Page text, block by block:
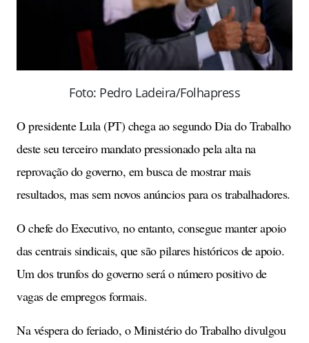
Foto: Pedro Ladeira/Folhapress
O presidente Lula (PT) chega ao segundo Dia do Trabalho
deste seu terceiro mandato pressionado pela alta na
reprovação do governo, em busca de mostrar mais
resultados, mas sem novos anúncios para os trabalhadores.
O chefe do Executivo, no entanto, consegue manter apoio
das centrais sindicais, que são pilares históricos de apoio.
Um dos trunfos do governo será o número positivo de
vagas de empregos formais.
Na véspera do feriado, o Ministério do Trabalho divulgou